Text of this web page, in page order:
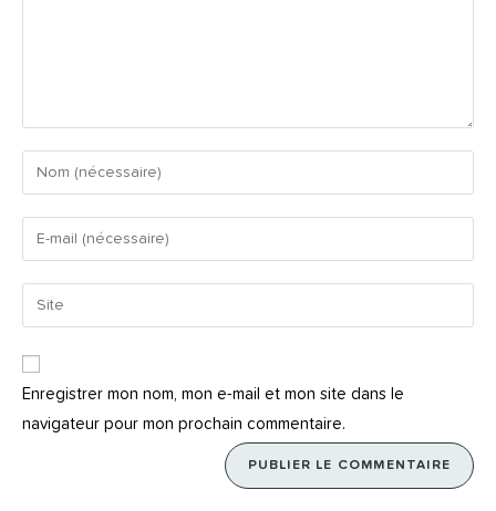
Enregistrer mon nom, mon e-mail et mon site dans le
navigateur pour mon prochain commentaire.